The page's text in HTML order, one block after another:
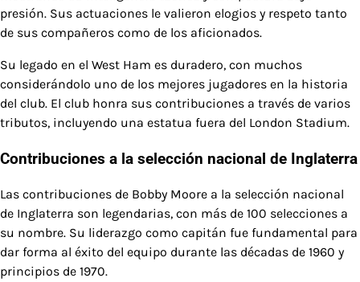
presión. Sus actuaciones le valieron elogios y respeto tanto
de sus compañeros como de los aficionados.
Su legado en el West Ham es duradero, con muchos
considerándolo uno de los mejores jugadores en la historia
del club. El club honra sus contribuciones a través de varios
tributos, incluyendo una estatua fuera del London Stadium.
Contribuciones a la selección nacional de Inglaterra
Las contribuciones de Bobby Moore a la selección nacional
de Inglaterra son legendarias, con más de 100 selecciones a
su nombre. Su liderazgo como capitán fue fundamental para
dar forma al éxito del equipo durante las décadas de 1960 y
principios de 1970.